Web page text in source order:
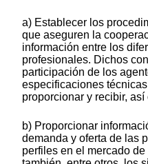
a) Establecer los
que aseguren la
información entre los
profesionales. Dichos
participación de los
especificaciones
proporcionar y recibir,
b) Proporcionar
demanda y oferta de las
perfiles en el mercado